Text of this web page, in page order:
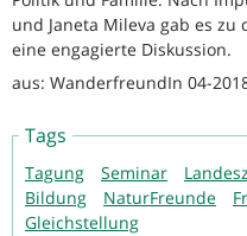
und Janeta Mileva gab es zu
eine engagierte Diskussion.
aus: WanderfreundIn 04-
Tags
Tagung Seminar
Bildung
NaturFreunde
Gleichstellung